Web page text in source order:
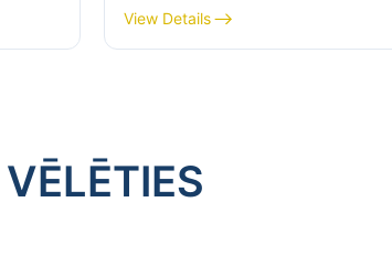
piegādātājs rūpniecības
uzņēmumiem, noliktavām un
View Details